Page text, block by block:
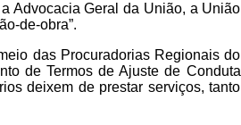
Advocacia Geral da União, a União
de-obra”.
das Procuradorias Regionais do
de Termos de Ajuste de Conduta
deixem de prestar serviços, tanto